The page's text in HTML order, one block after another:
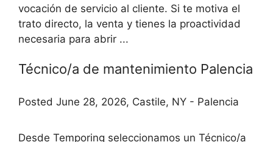
vocación de servicio al cliente. Si te motiva el
trato directo, la venta y tienes la proactividad
necesaria para abrir ...
Técnico/a de mantenimiento Palencia
Posted June 28, 2026, Castile, NY - Palencia
Desde Temporing seleccionamos un Técnico/a